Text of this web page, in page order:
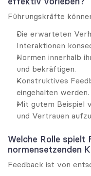
Führungskräfte
Die erwarteten
Interaktionen
Normen innerhalb
und bekräftigen.
Konstruktives
eingehalten werden.
Mit gutem Beispiel
und Vertrauen
Welche Rolle spielt
normensetzenden
Feedback ist von